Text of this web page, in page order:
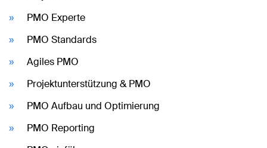
PMO Experte
PMO Standards
Agiles PMO
Projektunterstützung & PMO
PMO Aufbau und Optimierung
PMO Reporting